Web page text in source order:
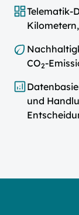
Telematik-
CO2-
und